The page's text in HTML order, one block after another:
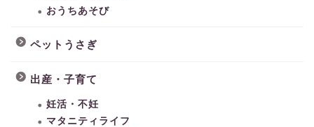
おうちあそび
ペットうさぎ
出産・子育て
妊活・不妊
マタニティライフ